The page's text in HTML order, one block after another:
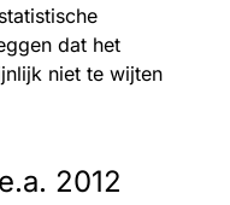
dat het
niet te wijten
2012